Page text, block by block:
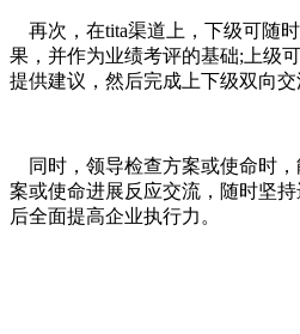
再次，在tita渠道上，下级可随
果，并作为业绩考评的基础;上级
提供建议，然后完成上下级双向交
同时，领导检查方案或使命时
案或使命进展反应交流，随时坚
后全面提高企业执行力。